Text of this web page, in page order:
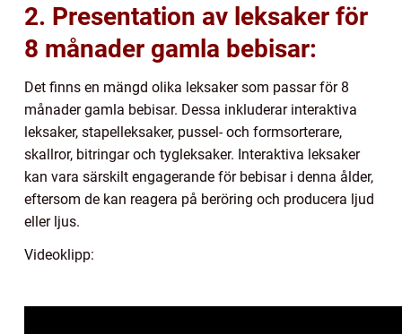
2. Presentation av leksaker för
8 månader gamla bebisar:
Det finns en mängd olika leksaker som passar för 8
månader gamla bebisar. Dessa inkluderar interaktiva
leksaker, stapelleksaker, pussel- och formsorterare,
skallror, bitringar och tygleksaker. Interaktiva leksaker
kan vara särskilt engagerande för bebisar i denna ålder,
eftersom de kan reagera på beröring och producera ljud
eller ljus.
Videoklipp: